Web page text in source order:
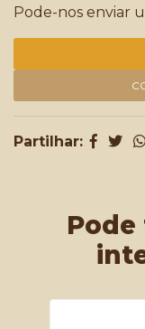
Pode-nos enviar
Partilhar: